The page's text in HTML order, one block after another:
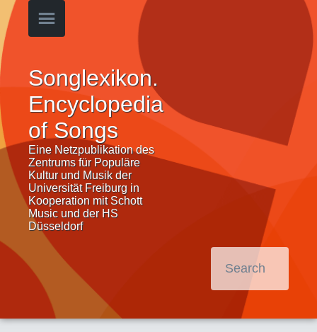
Songlexikon.
Encyclopedia
of Songs
Eine Netzpublikation des
Zentrums für Populäre
Kultur und Musik der
Universität Freiburg in
Kooperation mit Schott
Music und der HS
Düsseldorf